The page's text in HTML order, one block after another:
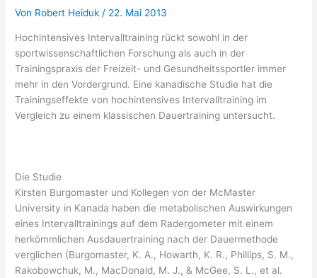
Von Robert Heiduk / 22. Mai 2013
Hochintensives Intervalltraining rückt sowohl in der
sportwissenschaftlichen Forschung als auch in der
Trainingspraxis der Freizeit- und Gesundheitssportler immer
mehr in den Vordergrund. Eine kanadische Studie hat die
Trainingseffekte von hochintensives Intervalltraining im
Vergleich zu einem klassischen Dauertraining untersucht.
Die Studie
Kirsten Burgomaster und Kollegen von der McMaster
University in Kanada haben die metabolischen Auswirkungen
eines Intervalltrainings auf dem Radergometer mit einem
herkömmlichen Ausdauertraining nach der Dauermethode
verglichen (Burgomaster, K. A., Howarth, K. R., Phillips, S. M.,
Rakobowchuk, M., MacDonald, M. J., & McGee, S. L., et al.